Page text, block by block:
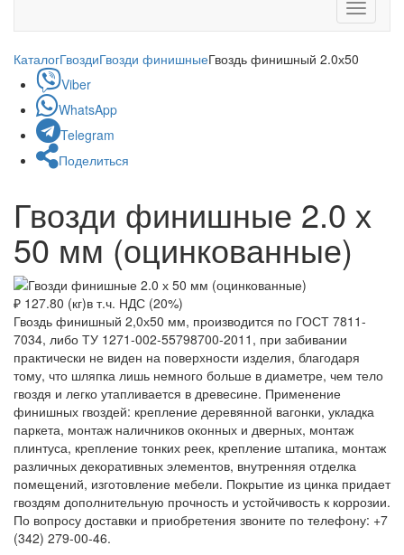
Toggle
КаталогГвоздиГвозди финишныеГвоздь финишный 2.0х50
Viber
WhatsApp
Telegram
Поделиться
Гвозди финишные 2.0 х
50 мм (оцинкованные)
₽ 127.80 (кг)в т.ч. НДС (20%)
Гвоздь финишный 2,0х50 мм, производится по ГОСТ 7811-
7034, либо ТУ 1271-002-55798700-2011, при забивании
практически не виден на поверхности изделия, благодаря
тому, что шляпка лишь немного больше в диаметре, чем тело
гвоздя и легко утапливается в древесине. Применение
финишных гвоздей: крепление деревянной вагонки, укладка
паркета, монтаж наличников оконных и дверных, монтаж
плинтуса, крепление тонких реек, крепление штапика, монтаж
различных декоративных элементов, внутренняя отделка
помещений, изготовление мебели. Покрытие из цинка придает
гвоздям дополнительную прочность и устойчивость к коррозии.
По вопросу доставки и приобретения звоните по телефону: +7
(342) 279-00-46.